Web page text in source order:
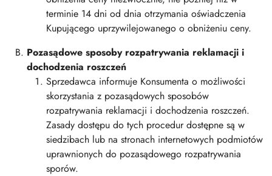
terminie 14 dni od dnia otrzymania oświadczenia
Kupującego uprzywilejowanego o obniżeniu ceny.
Pozasądowe sposoby rozpatrywania reklamacji i
dochodzenia roszczeń
Sprzedawca informuje Konsumenta o możliwości
skorzystania z pozasądowych sposobów
rozpatrywania reklamacji i dochodzenia roszczeń.
Zasady dostępu do tych procedur dostępne są w
siedzibach lub na stronach internetowych podmiotów
uprawnionych do pozasądowego rozpatrywania
sporów.